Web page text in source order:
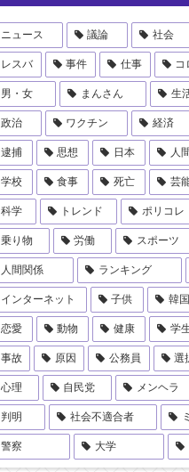
ニュース 議論 社会
レスバ 事件 仕事 コ
男・女 まんさん 生
政治 ワクチン 経済
逮捕 思想 日本 人
学校 食事 死亡 芸
科学 トレンド ポリコレ
乗り物 労働 スポーツ
人間関係 ランキング
インターネット 子供 韓国
恋愛 動物 健康 学
事故 原因 公務員 選
心理 自民党 メンヘラ
判明 社会不適合者
警察 大学